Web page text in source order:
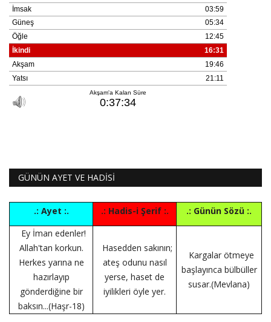
GÜNÜN AYET VE HADİSİ
.: Ayet :. .: Hadis-i Şerif :.
.: Günün Sözü :.
Ey İman edenler!
Allah'tan korkun.
Herkes yarına ne
hazırlayıp
gönderdiğine bir
baksın...(Haşr-18)
Hasedden sakının;
ateş odunu nasıl
yerse, haset de
iyilikleri öyle yer.
Kargalar ötmeye
başlayınca bülbüller
susar.(Mevlana)